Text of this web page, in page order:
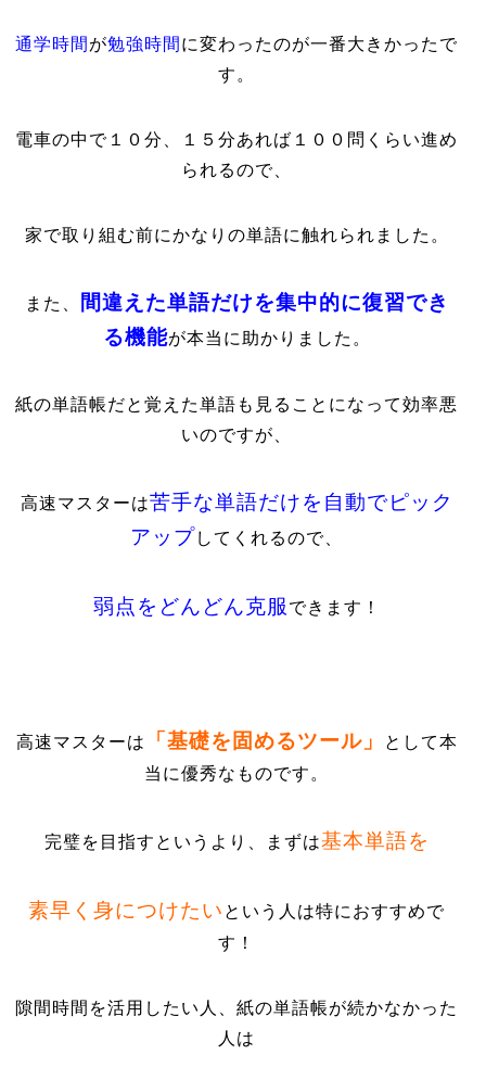
通学時間 が勉強時間 に変わったのが一番大きかったで
す。
電車の中で１０分、１５分あれば１００問くらい進め
られるので、
家で取り組む前にかなりの単語に触れられました。
また、
間違えた単語だけを集中的に復習でき
る機能が本当に助かりました。
紙の単語帳だと覚えた単語も見ることになって効率悪
いのですが、
高速マスターは苦手な単語だけを自動でピック
アップしてくれるので、
弱点をどんどん克服 できます！
高速マスターは 「基礎を固めるツール」
として本
当に優秀なものです。
完璧を目指すというより、まずは基本単語を
素早く身につけたい という人は特におすすめで
す！
隙間時間を活用したい人、紙の単語帳が続かなかった
人は